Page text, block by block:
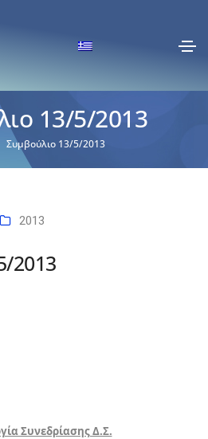
13/5/2013
Συμβούλιο 13/5/2013
2013
2013
Συνεδρίασης Δ.Σ.